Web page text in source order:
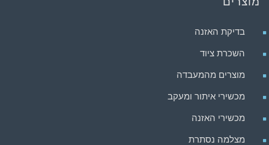
בדיקת האזנה
השכרת ציוד
מוצרים מהמעבדה
מכשירי איתור ומעקב
מכשירי האזנה
מצלמה נסתרת